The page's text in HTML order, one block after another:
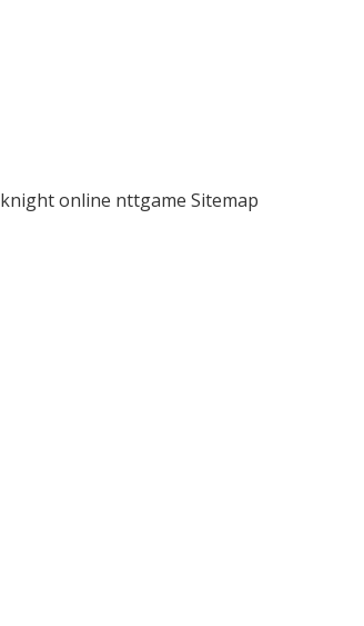
knight online nttgame Sitemap